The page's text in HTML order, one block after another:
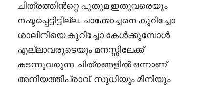
ചിത്രത്തിൻറ്റെ പുതുമ ഇതുവരെയും
നഷ്ടപ്പെട്ടിട്ടില്ല. ചാക്കോച്ചനെ കുറിച്ചോ
ശാലിനിയെ കുറിച്ചോ കേൾക്കുമ്പോൾ
എല്ലാവരുടെയും മനസ്സിലേക്ക്
കടന്നുവരുന്ന ചിത്രങ്ങളിൽ ഒന്നാണ്
അനിയത്തിപ്രാവ്. സുധിയും മിനിയും